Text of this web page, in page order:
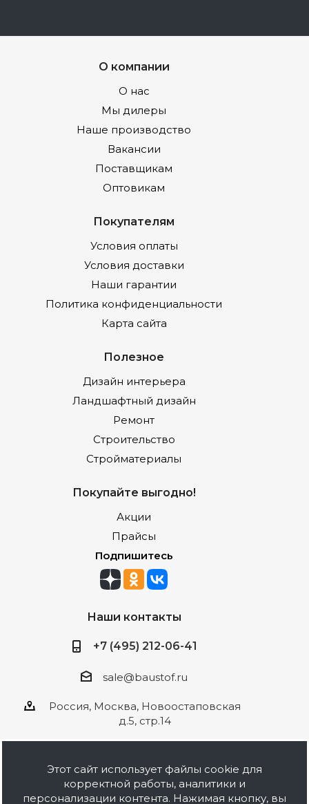
О компании
О нас
Мы дилеры
Наше производство
Вакансии
Поставщикам
Оптовикам
Покупателям
Условия оплаты
Условия доставки
Наши гарантии
Политика конфиденциальности
Карта сайта
Полезное
Дизайн интерьера
Ландшафтный дизайн
Ремонт
Строительство
Стройматериалы
Покупайте выгодно!
Акции
Прайсы
Подпишитесь
Наши контакты
+7 (495) 212-06-41
sale@baustof.ru
Россия, Москва, Новоостаповская
д.5, стр.14
2026 © ООО Баустов. Собственное
Этот сайт использует файлы cookie для
корректной работы, аналитики и
персонализации контента. Нажимая кнопку, вы